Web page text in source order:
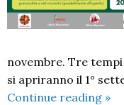
novembre. Tre
si apriranno il 1°
Continue reading »